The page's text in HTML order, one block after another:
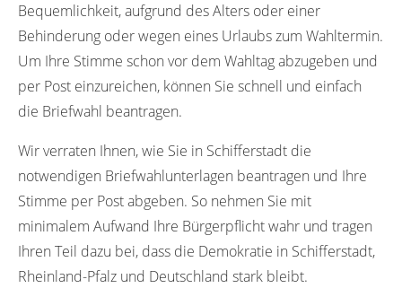
Bequemlichkeit, aufgrund des Alters oder einer
Behinderung oder wegen eines Urlaubs zum Wahltermin.
Um Ihre Stimme schon vor dem Wahltag abzugeben und
per Post einzureichen, können Sie schnell und einfach
die Briefwahl beantragen.
Wir verraten Ihnen, wie Sie in Schifferstadt die
notwendigen Briefwahlunterlagen beantragen und Ihre
Stimme per Post abgeben. So nehmen Sie mit
minimalem Aufwand Ihre Bürgerpflicht wahr und tragen
Ihren Teil dazu bei, dass die Demokratie in Schifferstadt,
Rheinland-Pfalz und Deutschland stark bleibt.